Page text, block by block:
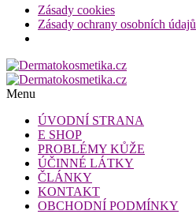
Zásady cookies
Zásady ochrany osobních údajů
Přeskočit
na
obsah
Dermatokosmetika.cz
Menu
ÚVODNÍ STRANA
E SHOP
PROBLÉMY KŮŽE
ÚČINNÉ LÁTKY
ČLÁNKY
KONTAKT
OBCHODNÍ PODMÍNKY